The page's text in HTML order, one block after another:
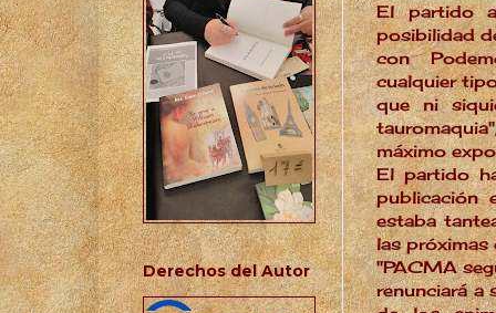
El partido
posibilidad
con
cualquier
que ni
máximo
El partido
publicación
estaba
las próximas
"PACMA
renunciará a
Derechos del Autor